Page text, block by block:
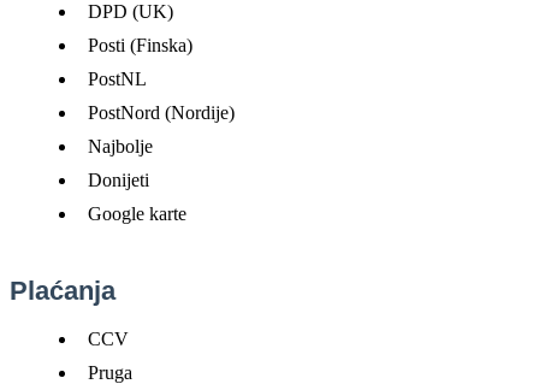
DPD (UK)
Posti (Finska)
PostNL
PostNord (Nordije)
Najbolje
Donijeti
Google karte
Plaćanja
CCV
Pruga